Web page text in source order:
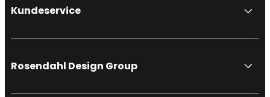
Kundeservice
Rosendahl Design Group